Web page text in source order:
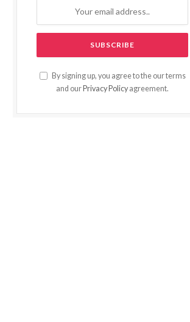
By signing up, you agree to the our terms
and our Privacy Policy agreement.